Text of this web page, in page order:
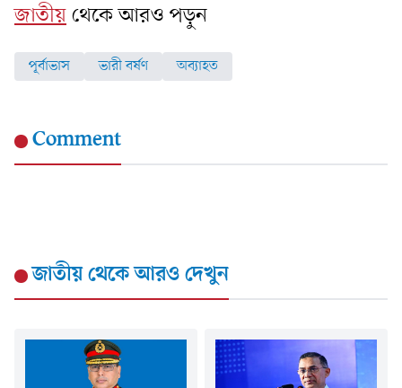
জাতীয়থেকে আরও পড়ুন
পূর্বাভাস ভারী বর্ষণ অব্যাহত
Comment
জাতীয়থেকে আরও দেখুন